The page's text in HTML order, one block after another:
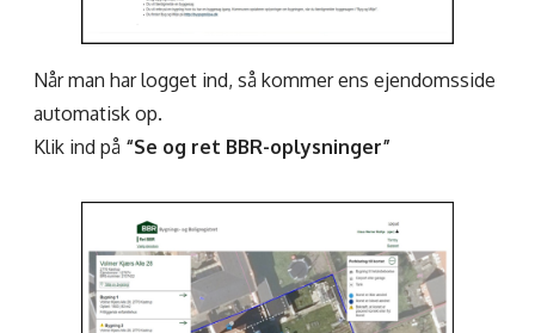
Når man har logget ind, så kommer ens ejendomsside
automatisk op.
Klik ind på “Se og ret BBR-oplysninger”